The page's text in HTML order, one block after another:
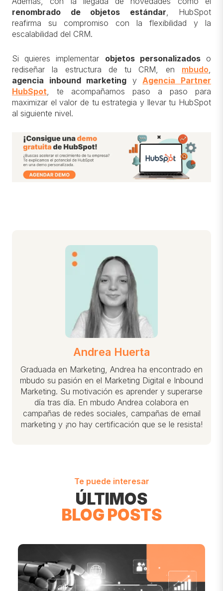
renombrado de objetos estándar, HubSpot
reafirma su compromiso con la flexibilidad y la
escalabilidad del CRM.
Si quieres implementar objetos personalizadoso
rediseñar la estructura de tu CRM, en mbudo,
agencia inbound marketing yAgencia Partner
HubSpot, te acompañamos paso a paso para
maximizar el valor de tu estrategia y llevar tu HubSpot
al siguiente nivel.
Andrea Huerta
Graduada en Marketing, Andrea ha encontrado en
mbudo su pasión en el Marketing Digital e Inbound
Marketing. Su motivación es aprender y superarse
día tras día. En mbudo Andrea colabora en
campañas de redes sociales, campañas de email
marketing y ¡no hay certificación que se le resista!
Te puede interesar
ÚLTIMOS
BLOG POSTS